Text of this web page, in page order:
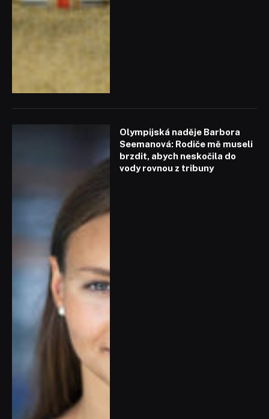
Olympijská naděje Barbora
Seemanová: Rodiče mě museli
brzdit, abych neskočila do
vody rovnou z tribuny